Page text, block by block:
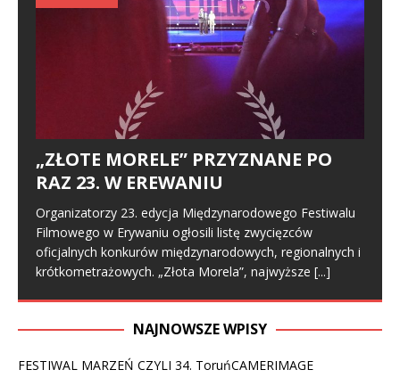
„ZŁOTE MORELE” PRZYZNANE PO
RAZ 23. W EREWANIU
Organizatorzy 23. edycja Międzynarodowego Festiwalu
Filmowego w Erywaniu ogłosili listę zwycięzców
oficjalnych konkurów międzynarodowych, regionalnych i
krótkometrażowych. „Złota Morela”, najwyższe [...]
NAJNOWSZE WPISY
FESTIWAL MARZEŃ CZYLI 34. ToruńCAMERIMAGE